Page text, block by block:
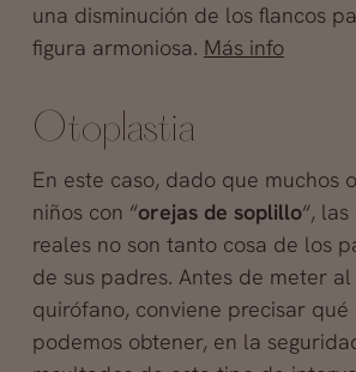
una disminución de los flancos
figura armoniosa. Más info
Otoplastia
En este caso, dado que muchos
niños con “orejas de soplillo“,
reales no son tanto cosa de los
de sus padres. Antes de meter
quirófano, conviene precisar qué
podemos obtener, en la